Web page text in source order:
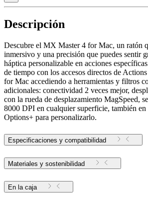
Descripción
Descubre el MX Master 4 for Mac, un ratón
inmersivo y una precisión que puedes sentir
háptica personalizable en acciones
de tiempo con los accesos directos de
for Mac accediendo a herramientas y filtros
adicionales: conectividad 2 veces mejor,
con la rueda de desplazamiento MagSpeed,
8000 DPI en cualquier superficie, también
Options+ para personalizarlo.
Especificaciones y compatibilidad
Materiales y sostenibilidad
En la caja